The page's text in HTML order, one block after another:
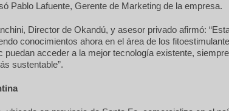
Pablo Lafuente, Gerente de Marketing de la empresa.
Director de Okandú, y asesor privado afirmó:
conocimientos ahora en el área de los
puedan acceder a la mejor tecnología existente,
sustentable”.